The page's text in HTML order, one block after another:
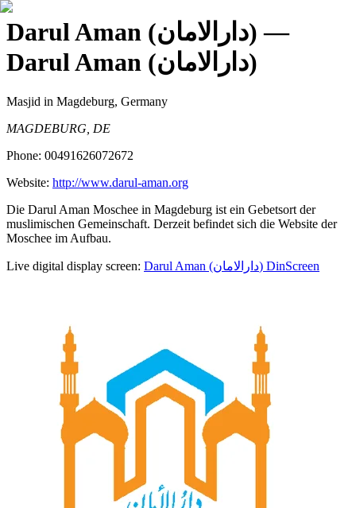
Darul Aman (دارالامان) —
Darul Aman (دارالامان)
Masjid in Magdeburg, Germany
MAGDEBURG, DE
Phone: 00491626072672
Website: http://www.darul-aman.org
Die Darul Aman Moschee in Magdeburg ist ein Gebetsort der
muslimischen Gemeinschaft. Derzeit befindet sich die Website der
Moschee im Aufbau.
Live digital display screen: Darul Aman (دارالامان) DinScreen